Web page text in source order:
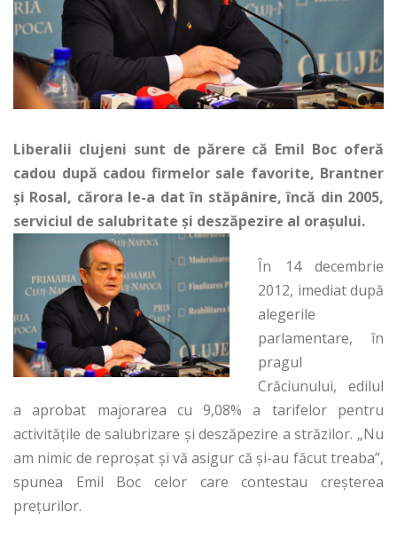
Liberalii clujeni sunt de părere că Emil Boc oferă
cadou după cadou firmelor sale favorite, Brantner
și Rosal, cărora le-a dat în stăpânire, încă din 2005,
serviciul de salubritate și deszăpezire al orașului.
În 14 decembrie
2012, imediat după
alegerile
parlamentare, în
pragul
Crăciunului, edilul
a aprobat majorarea cu 9,08% a tarifelor pentru
activitățile de salubrizare și deszăpezire a străzilor. „Nu
am nimic de reproșat și vă asigur că și-au făcut treaba”,
spunea Emil Boc celor care contestau creșterea
prețurilor.